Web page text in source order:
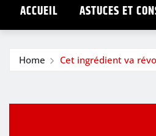
ACCUEIL ASTUCES ET
Home Cet ingrédient va